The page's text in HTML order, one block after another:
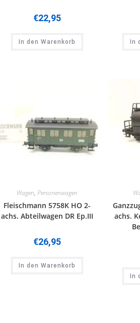
€22,95
In den Warenkorb In
Wagen,Personenwagen
Fleischmann 5758K HO 2-
achs. Abteilwagen DR Ep.III
€26,95
In den Warenkorb
achs.
In